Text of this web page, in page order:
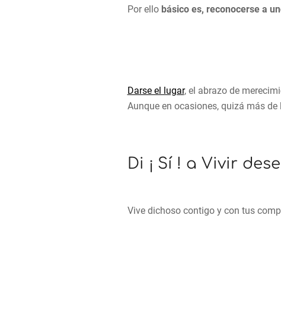
Por ello básico es, reconocerse a
Darse el lugar, el abrazo de
Aunque en ocasiones, quizá más
Di ¡ Sí ! a Vivir
Vive dichoso contigo y con tus